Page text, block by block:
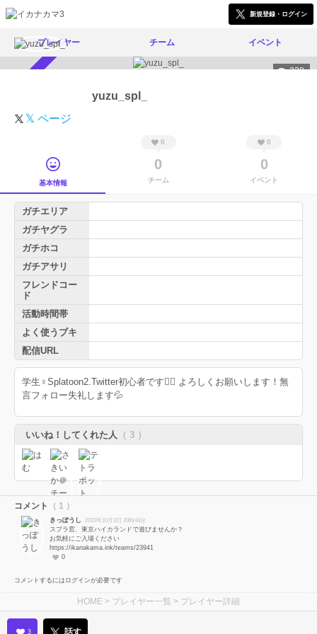
新規登録・ログイン
プレイヤー チーム イベント
228
yuzu_spl_
𝕏 ページ
基本情報
0
0
チーム
0
0
イベント
ガチエリア
ガチヤグラ
ガチホコ
ガチアサリ
フレンドコー
ド
活動時間帯
よく使うブキ
配信URL
学生♀Splatoon2.Twitter初心者です🙇‍♀️ よろしくお願いします！無
言フォロー失礼します💦
いいね！してくれた人 （ 3 ）
コメント （ 1 ）
きっぽうし 2020年10月3日 20時44分
スプラ窓、東京ハイカランドで遊びませんか？
お気軽にご入場ください
https://ikanakama.ink/teams/23941
0
コメントするにはログインが必要です
HOME > プレイヤー一覧 > プレイヤー詳細
3 話す